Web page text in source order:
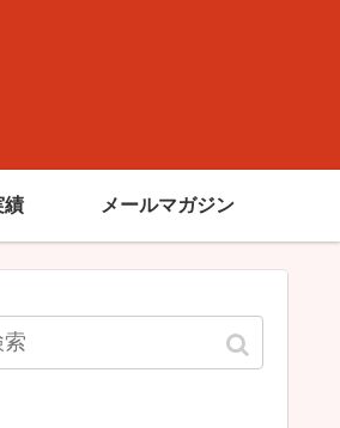
績 メールマガジン